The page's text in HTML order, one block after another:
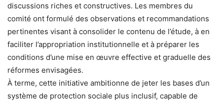
discussions riches et constructives. Les membres du
comité ont formulé des observations et recommandations
pertinentes visant à consolider le contenu de l’étude, à en
faciliter l’appropriation institutionnelle et à préparer les
conditions d’une mise en œuvre effective et graduelle des
réformes envisagées.
À terme, cette initiative ambitionne de jeter les bases d’un
système de protection sociale plus inclusif, capable de